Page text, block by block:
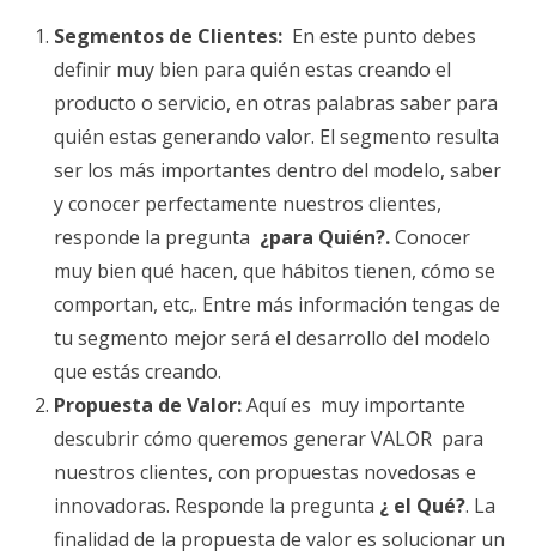
Segmentos de Clientes: En este punto debes
definir muy bien para quién estas creando el
producto o servicio, en otras palabras saber para
quién estas generando valor. El segmento resulta
ser los más importantes dentro del modelo, saber
y conocer perfectamente nuestros clientes,
responde la pregunta ¿para Quién?.Conocer
muy bien qué hacen, que hábitos tienen, cómo se
comportan, etc,. Entre más información tengas de
tu segmento mejor será el desarrollo del modelo
que estás creando.
Propuesta de Valor:Aquí es muy importante
descubrir cómo queremos generar VALOR para
nuestros clientes, con propuestas novedosas e
innovadoras. Responde la pregunta ¿ el Qué?. La
finalidad de la propuesta de valor es solucionar un